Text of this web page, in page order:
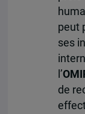
peut
ses
l’
de